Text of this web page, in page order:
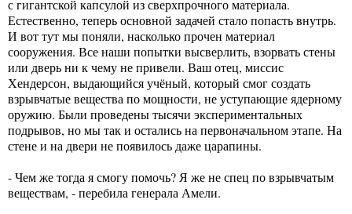
с гигантской капсулой из сверхпрочного материала.
Естественно, теперь основной задачей стало попасть внутрь.
И вот тут мы поняли, насколько прочен материал
сооружения. Все наши попытки высверлить, взорвать стены
или дверь ни к чему не привели. Ваш отец, миссис
Хендерсон, выдающийся учёный, который смог создать
взрывчатые вещества по мощности, не уступающие ядерному
оружию. Были проведены тысячи экспериментальных
подрывов, но мы так и остались на первоначальном этапе. На
стене и на двери не появилось даже царапины.
- Чем же тогда я смогу помочь? Я же не спец по взрывчатым
веществам, - перебила генерала Амели.